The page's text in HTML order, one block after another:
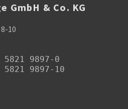
GmbH & Co. KG
10
9897-0
9897-10